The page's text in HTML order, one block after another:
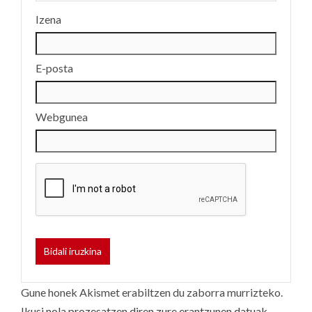
Izena
E-posta
Webgunea
Gune honek Akismet erabiltzen du zaborra murrizteko.